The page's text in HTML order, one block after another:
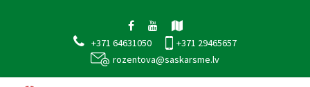
+371 64631050
+371 29465657
rozentova@saskarsme.lv